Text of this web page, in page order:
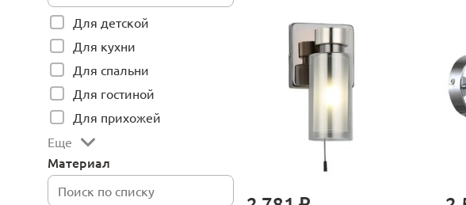
Для детской
Для кухни
Для спальни
Для гостиной
Для прихожей
Еще
Материал